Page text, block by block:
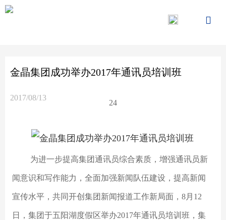

金晶集团成功举办2017年通讯员培训班
2017/08/13
24
为进一步提高集团通讯员综合素质，增强通讯员新
闻意识和写作能力，全面加强新闻队伍建设，提高新闻
宣传水平，共同开创集团新闻报道工作新局面，8月12
日，集团于五阳湖度假区举办2017年通讯员培训班，集